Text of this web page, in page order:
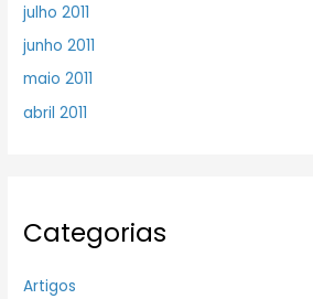
julho 2011
junho 2011
maio 2011
abril 2011
Categorias
Artigos